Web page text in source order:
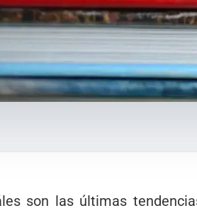
son las últimas